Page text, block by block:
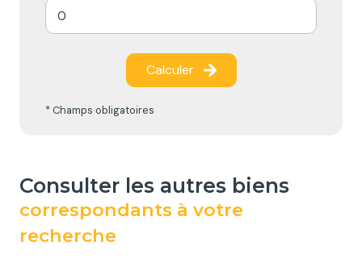
Calculer
* Champs obligatoires
consulter les autres biens
correspondants à votre
recherche